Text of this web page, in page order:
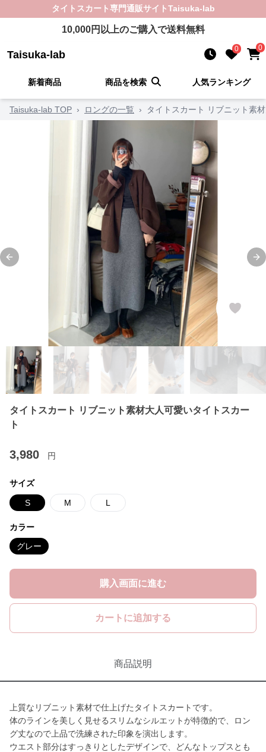
タイトスカート専門通販サイトTaisuka-lab
10,000円以上のご購入で送料無料
Taisuka-lab 0 0
新着商品 商品を検索 人気ランキング
Taisuka-lab TOP › ロングの一覧 › タイトスカート リブニット素
Previous slide
タイトスカート リブニット素材大人可愛いタイトスカー
ト
3,980 円
サイズ
S M L
カラー
グレー
購入画面に進む
カートに追加する
商品説明
上質なリブニット素材で仕上げたタイトスカートです。
体のラインを美しく見せるスリムなシルエットが特徴的で、ロン
グ丈なので上品で洗練された印象を演出します。
ウエスト部分はすっきりとしたデザインで、どんなトップスとも